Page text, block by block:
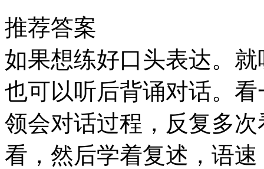
推荐答案
如果想练好口头表达。
也可以听后背诵对话。
领会对话过程，反复多
看，然后学着复述，语